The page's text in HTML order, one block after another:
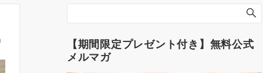
【期間限定プレゼント付き】無料公式
メルマガ